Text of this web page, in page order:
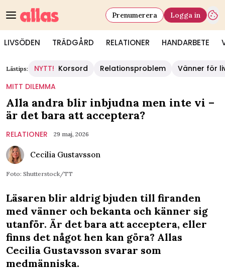
LIVSÖDEN TRÄDGÅRD RELATIONER HANDARBETE
Prenumerera Logga in
Lästips: NYTT! Korsord Relationsproblem
Vänner för
MITT DILEMMA
Alla andra blir inbjudna men inte vi –
är det bara att acceptera?
RELATIONER 29 maj, 2026
Cecilia Gustavsson
Foto: Shutterstock/TT
Läsaren blir aldrig bjuden till firanden
med vänner och bekanta och känner sig
utanför. Är det bara att acceptera, eller
finns det något hen kan göra? Allas
Cecilia Gustavsson svarar som
medmänniska.